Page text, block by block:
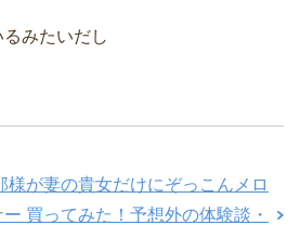
みたいだし
様が妻の貴女だけにぞっこんメロ
買ってみた！予想外の体験談・